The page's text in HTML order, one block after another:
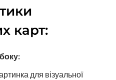
карт:
для візуальної